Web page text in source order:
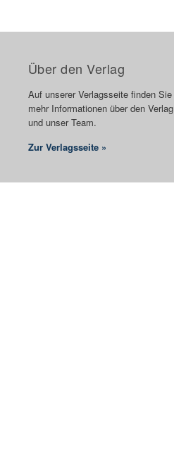
Über den Verlag
Auf unserer Verlagsseite finden Sie
mehr Informationen über den Verlag
und unser Team.
Zur Verlagsseite »